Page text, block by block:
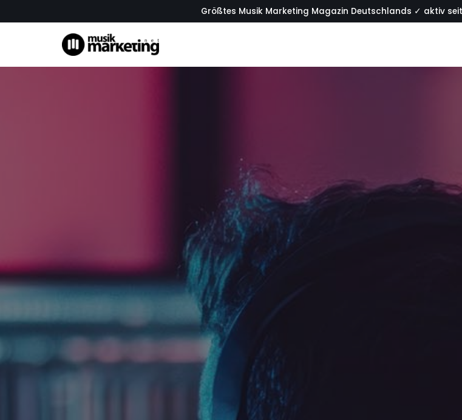
springen
Größtes Musik Marketing Magazin Deutschlands ✓ aktiv